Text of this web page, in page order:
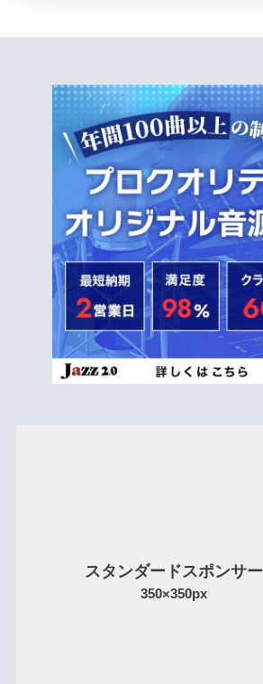
スタンダードスポンサー
350×350px